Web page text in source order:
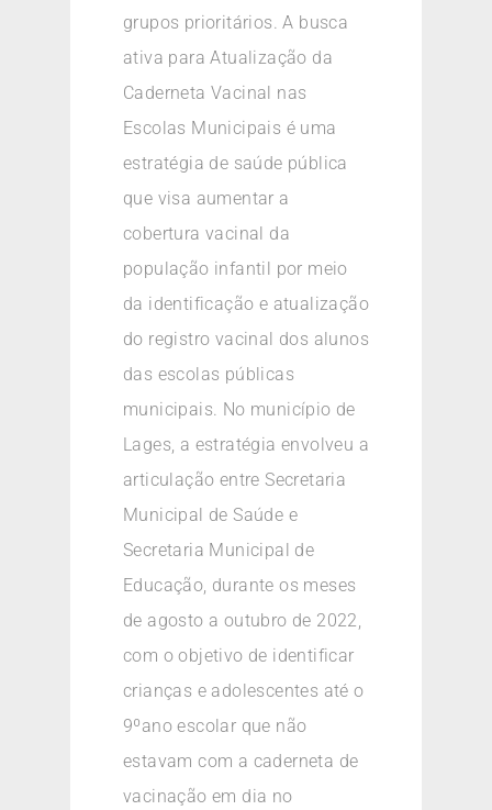
grupos prioritários. A busca
ativa para Atualização da
Caderneta Vacinal nas
Escolas Municipais é uma
estratégia de saúde pública
que visa aumentar a
cobertura vacinal da
população infantil por meio
da identificação e atualização
do registro vacinal dos alunos
das escolas públicas
municipais. No município de
Lages, a estratégia envolveu a
articulação entre Secretaria
Municipal de Saúde e
Secretaria Municipal de
Educação, durante os meses
de agosto a outubro de 2022,
com o objetivo de identificar
crianças e adolescentes até o
9ºano escolar que não
estavam com a caderneta de
vacinação em dia no